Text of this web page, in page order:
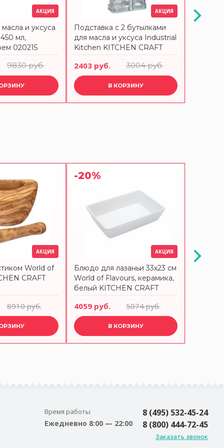
АКЦИЯ
и уксуса
мл,
020215
9830 руб.
АКЦИЯ
Подставка с 2 бутылками
для масла и уксуса Industrial
Kitchen KITCHEN CRAFT
2403 руб. 3004 руб.
В КОРЗИНУ
АКЦИЯ
World of
CRAFT
8910 руб.
-20%
АКЦИЯ
Блюдо для лазаньи 33х23 см
World of Flavours, керамика,
белый KITCHEN CRAFT
4059 руб. 5074 руб.
В КОРЗИНУ
Время работы
Ежедневно 8:00 — 22:00
8 (495) 532-45-24
8 (800) 444-72-45
Заказать звонок